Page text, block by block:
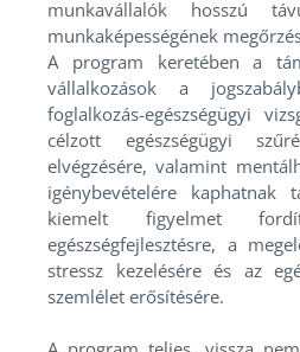
munkavállalók hosszú
munkaképességének
A program keretében a
vállalkozások a
foglalkozás-egészségügyi
célzott egészségügyi
elvégzésére, valamint
igénybevételére kaphatnak
kiemelt figyelmet
egészségfejlesztésre, a
stressz kezelésére és az
szemlélet erősítésére.